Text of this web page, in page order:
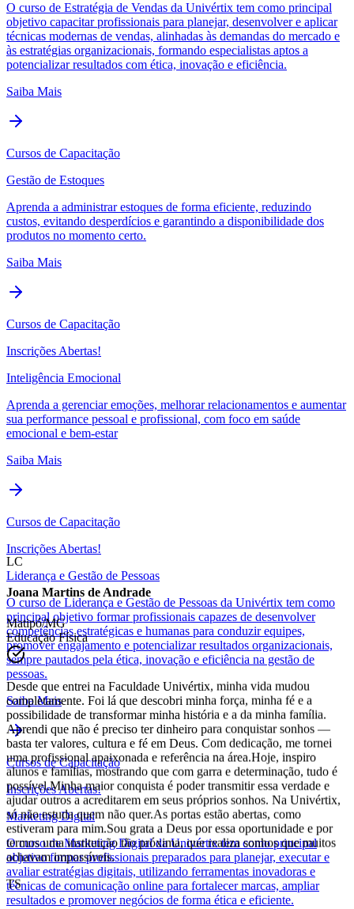
O curso de Estratégia de Vendas da Univértix tem como principal
objetivo capacitar profissionais para planejar, desenvolver e aplicar
técnicas modernas de vendas, alinhadas às demandas do mercado e
às estratégias organizacionais, formando especialistas aptos a
potencializar resultados com ética, inovação e eficiência.
Saiba Mais
Cursos de Capacitação
Gestão de Estoques
Aprenda a administrar estoques de forma eficiente, reduzindo
custos, evitando desperdícios e garantindo a disponibilidade dos
produtos no momento certo.
Saiba Mais
Cursos de Capacitação
Inscrições Abertas!
Inteligência Emocional
Aprenda a gerenciar emoções, melhorar relacionamentos e aumentar
sua performance pessoal e profissional, com foco em saúde
emocional e bem-estar
Saiba Mais
Cursos de Capacitação
Inscrições Abertas!
Liderança e Gestão de Pessoas
O curso de Liderança e Gestão de Pessoas da Univértix tem como
principal objetivo formar profissionais capazes de desenvolver
competências estratégicas e humanas para conduzir equipes,
promover engajamento e potencializar resultados organizacionais,
sempre pautados pela ética, inovação e eficiência na gestão de
pessoas.
Saiba Mais
Cursos de Capacitação
Inscrições Abertas!
Marketing Digital
O curso de Marketing Digital da Univértix tem como principal
objetivo formar profissionais preparados para planejar, executar e
avaliar estratégias digitais, utilizando ferramentas inovadoras e
técnicas de comunicação online para fortalecer marcas, ampliar
resultados e promover negócios de forma ética e eficiente.
LC
Joana Martins de Andrade
Matipó/MG
Educação Física
Desde que entrei na Faculdade Univértix, minha vida mudou
completamente. Foi lá que descobri minha força, minha fé e a
possibilidade de transformar minha história e a da minha família.
Aprendi que não é preciso ter dinheiro para conquistar sonhos —
basta ter valores, cultura e fé em Deus. Com dedicação, me tornei
uma profissional apaixonada e referência na área.Hoje, inspiro
alunos e famílias, mostrando que com garra e determinação, tudo é
possível.Minha maior conquista é poder transmitir essa verdade e
ajudar outros a acreditarem em seus próprios sonhos. Na Univértix,
só não estuda quem não quer.As portas estão abertas, como
estiveram para mim.Sou grata a Deus por essa oportunidade e por
termos uma instituição tão próxima, que realiza sonhos que muitos
achavam impossíveis.